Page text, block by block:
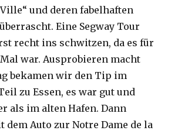
und deren fabelhaften
Eine Segway Tour
recht ins schwitzen, da es für
war. Ausprobieren macht
bekamen wir den Tip im
zu Essen, es war gut und
als im alten Hafen. Dann
Auto zur Notre Dame de la